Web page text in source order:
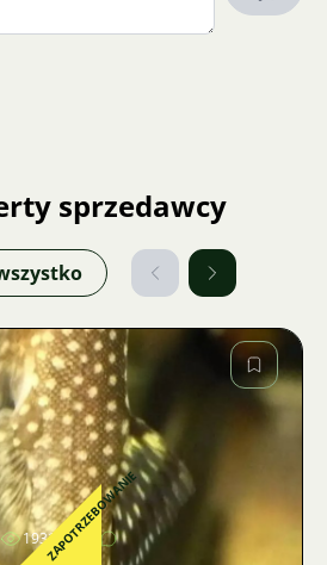
sprzedawcy
Zdjęcie
1931ZAPOTRZEBOWANIE